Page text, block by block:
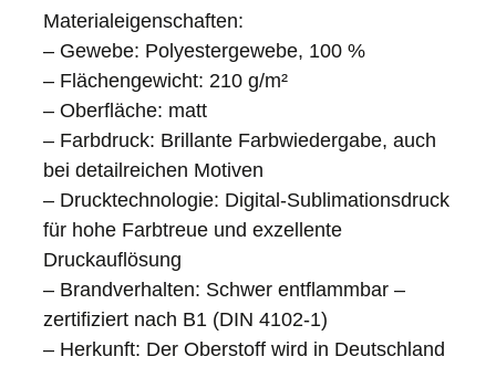
Materialeigenschaften:
– Gewebe: Polyestergewebe, 100 %
– Flächengewicht: 210 g/m²
– Oberfläche: matt
– Farbdruck: Brillante Farbwiedergabe, auch
bei detailreichen Motiven
– Drucktechnologie: Digital-Sublimationsdruck
für hohe Farbtreue und exzellente
Druckauflösung
– Brandverhalten: Schwer entflammbar –
zertifiziert nach B1 (DIN 4102-1)
– Herkunft: Der Oberstoff wird in Deutschland